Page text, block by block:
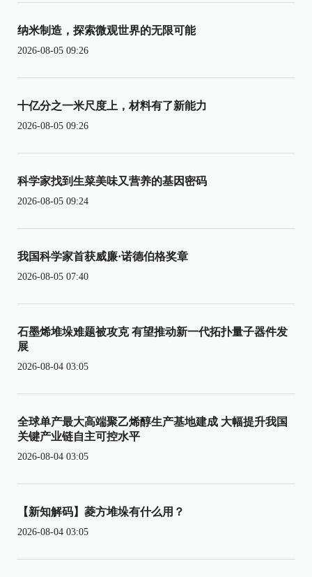
纳米制造，探索微观世界的无限可能
2026-08-05 09:26
十亿分之一米尺度上，材料有了新能力
2026-08-05 09:26
科学家找到生菜美味又营养的基因密码
2026-08-05 09:24
我国科学家首获威廉·诺德伯格奖章
2026-08-05 07:40
石墨烯堆垛难题被攻克 有望推动新一代拓扑量子器件发
展
2026-08-04 03:05
全球单产最大高端聚乙烯醇生产基地建成 大幅提升我国
关键产业链自主可控水平
2026-08-04 03:05
【新知解码】菱方堆垛有什么用？
2026-08-04 03:05